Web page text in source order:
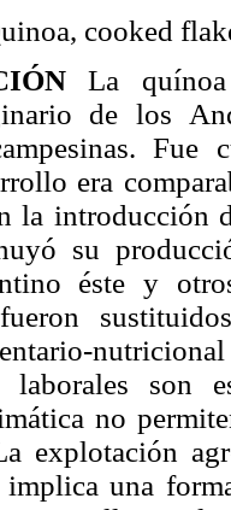
cooked
La
de los
Fue
era
la introducción
su
éste y
laborales son
no
explotación
una